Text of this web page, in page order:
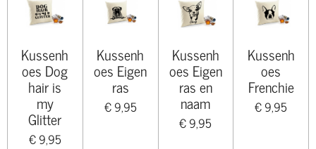
Kussenh
oes Dog
hair is
my
Glitter
€ 9,95
Kussenh
oes Eigen
ras
€ 9,95
Kussenh
oes Eigen
ras en
naam
€ 9,95
Kussenh
oes
Frenchie
€ 9,95